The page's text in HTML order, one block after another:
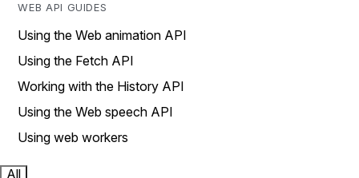
WEB API GUIDES
Using the Web animation API
Using the Fetch API
Working with the History API
Using the Web speech API
Using web workers
All